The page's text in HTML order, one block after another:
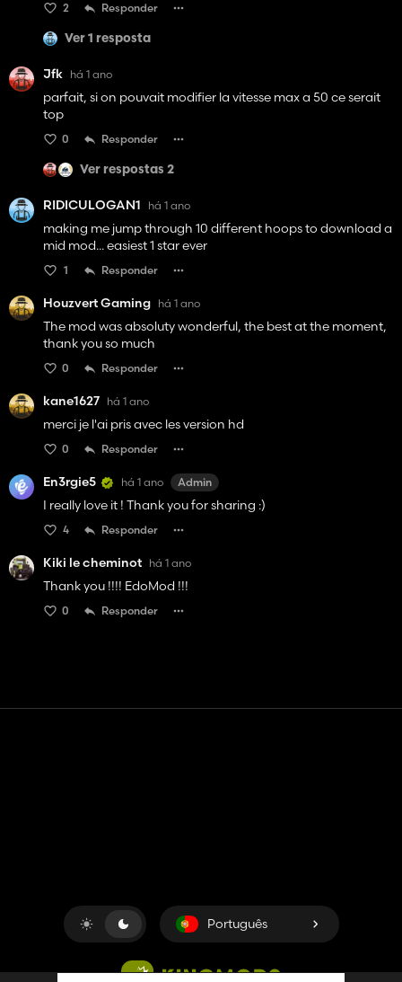
2 Responder
Ver 1 resposta
Jfk há 1 ano
parfait, si on pouvait modifier la vitesse max a 50 ce serait
top
0 Responder
Ver respostas 2
RIDICULOGAN1 há 1 ano
making me jump through 10 different hoops to download a
mid mod... easiest 1 star ever
1 Responder
Houzvert Gaming há 1 ano
The mod was absoluty wonderful, the best at the moment,
thank you so much
0 Responder
kane1627 há 1 ano
merci je l'ai pris avec les version hd
0 Responder
En3rgie5 há 1 ano Admin
I really love it ! Thank you for sharing :)
4 Responder
Kiki le cheminot há 1 ano
Thank you !!!! EdoMod !!!
0 Responder
Português